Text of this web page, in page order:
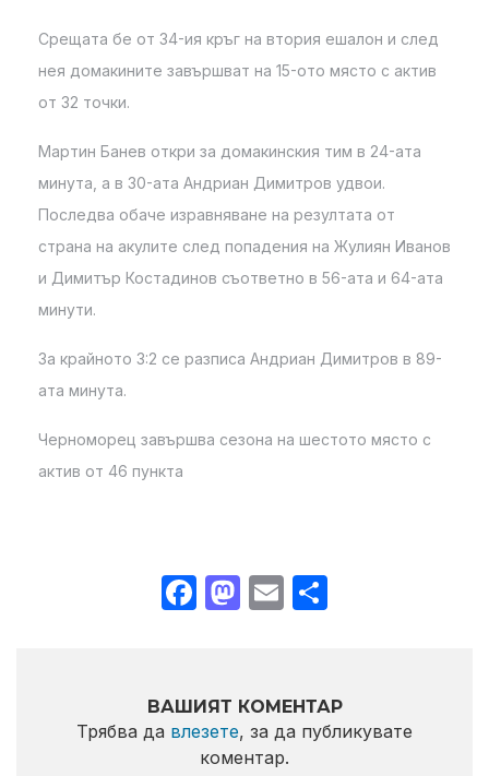
Срещата бе от 34-ия кръг на втория ешалон и след
нея домакините завършват на 15-ото място с актив
от 32 точки.
Мартин Банев откри за домакинския тим в 24-ата
минута, а в 30-ата Андриан Димитров удвои.
Последва обаче изравняване на резултата от
страна на акулите след попадения на Жулиян Иванов
и Димитър Костадинов съответно в 56-ата и 64-ата
минути.
За крайното 3:2 се разписа Андриан Димитров в 89-
ата минута.
Черноморец завършва сезона на шестото място с
актив от 46 пункта
Facebook
Mastodon
Email
ВАШИЯТ КОМЕНТАР
Трябва да влезете, за да публикувате
коментар.